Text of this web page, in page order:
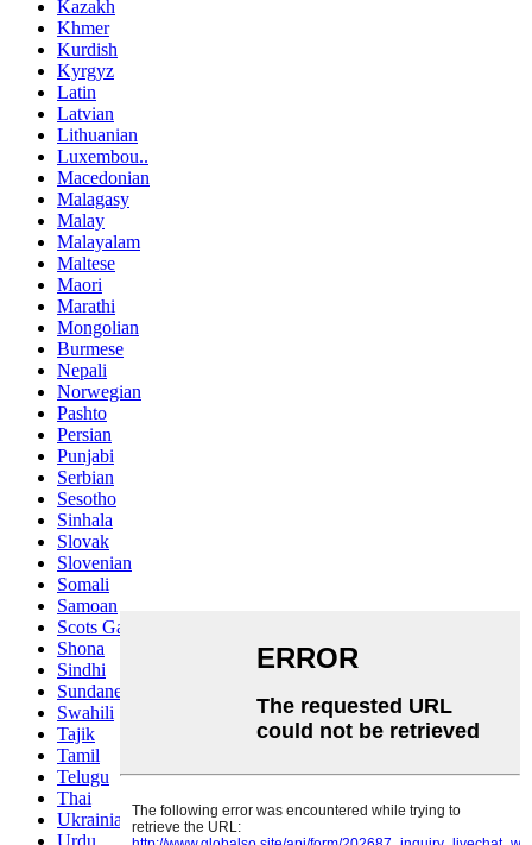
Kazakh
Khmer
Kurdish
Kyrgyz
Latin
Latvian
Lithuanian
Luxembou..
Macedonian
Malagasy
Malay
Malayalam
Maltese
Maori
Marathi
Mongolian
Burmese
Nepali
Norwegian
Pashto
Persian
Punjabi
Serbian
Sesotho
Sinhala
Slovak
Slovenian
Somali
Samoan
Scots Gaelic
Shona
Sindhi
Sundanese
Swahili
Tajik
Tamil
Telugu
Thai
Ukrainian